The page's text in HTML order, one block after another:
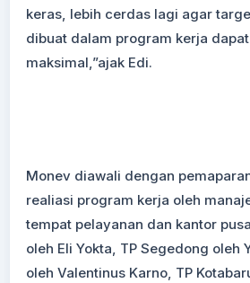
keras, lebih cerdas lagi agar
dibuat dalam program kerja
maksimal,”ajak Edi.
Monev diawali dengan
realiasi program kerja oleh
tempat pelayanan dan kantor
oleh Eli Yokta, TP Segedong oleh
oleh Valentinus Karno, TP